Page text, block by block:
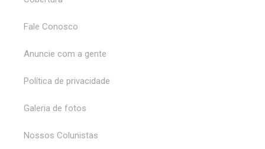
Fale Conosco
Anuncie com a gente
Política de privacidade
Galeria de fotos
Nossos Colunistas